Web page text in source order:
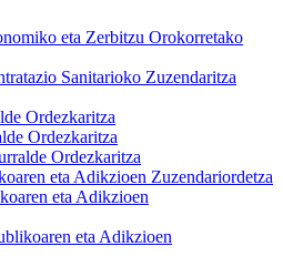
eta Zerbitzu Orokorretako
Sanitarioko Zuzendaritza
Ordezkaritza
Ordezkaritza
Ordezkaritza
eta Adikzioen Zuzendariordetza
eta Adikzioen
eta Adikzioen